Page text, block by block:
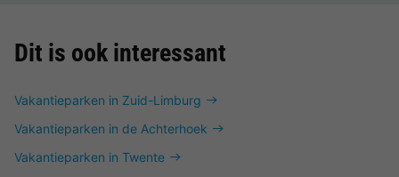
Dit is ook interessant
Vakantieparken in Zuid-Limburg
Vakantieparken in de Achterhoek
Vakantieparken in Twente